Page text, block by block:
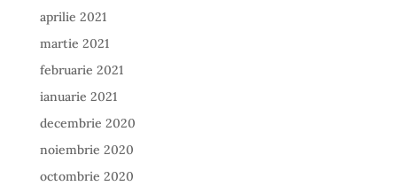
aprilie 2021
martie 2021
februarie 2021
ianuarie 2021
decembrie 2020
noiembrie 2020
octombrie 2020